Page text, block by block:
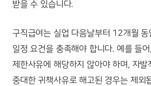
받을 수 있습니다.
구직급여는 실업 다음날부터 12개월 동
일정 요건을 충족해야 합니다. 예를 들
제한사유에 해당하지 않아야 하며, 자발
중대한 귀책사유로 해고된 경우는 제외